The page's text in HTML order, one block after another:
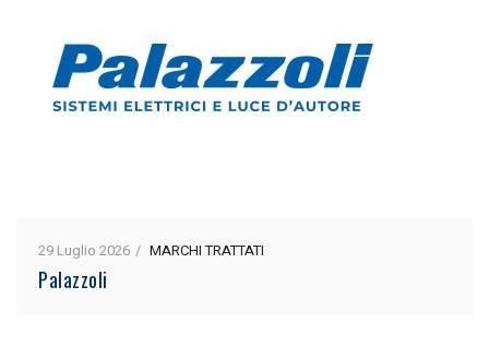
29 Luglio 2026 MARCHI TRATTATI
Palazzoli